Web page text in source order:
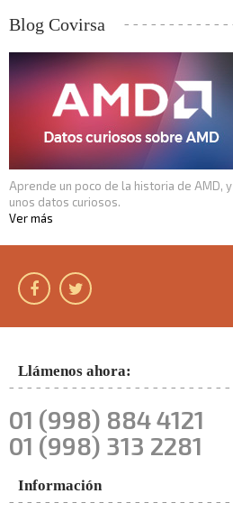
Blog Covirsa
Aprende un poco de la historia de AMD, y
unos datos curiosos.
Ver más
Llámenos ahora:
01 (998) 884 4121
01 (998) 313 2281
Información